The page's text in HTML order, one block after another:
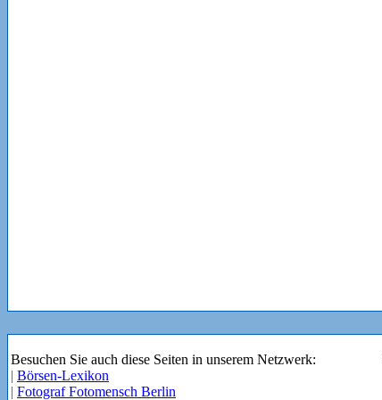
Besuchen Sie auch diese Seiten in unserem Netzwerk:
| Börsen-Lexikon
| Fotograf Fotomensch Berlin